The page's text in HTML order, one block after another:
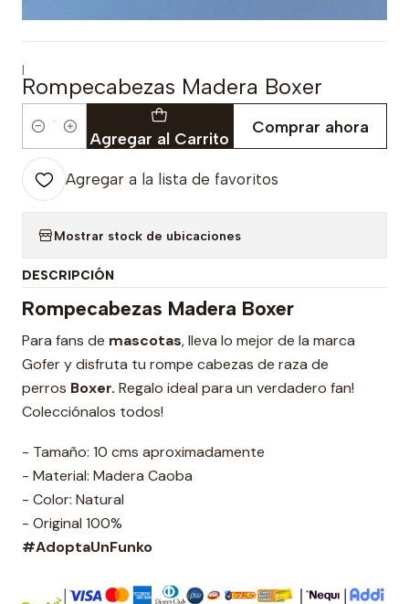
|
Rompecabezas Madera Boxer
Cantidad Agregar al Carrito
Comprar ahora
Agregar a la lista de favoritos
Mostrar stock de ubicaciones
DESCRIPCIÓN
Rompecabezas Madera Boxer
Para fans de mascotas, lleva lo mejor de la marca
Gofer y disfruta tu rompe cabezas de raza de
perros Boxer. Regalo ideal para un verdadero fan!
Colecciónalos todos!
- Tamaño: 10 cms aproximadamente
- Material: Madera Caoba
- Color: Natural
- Original 100%
#AdoptaUnFunko